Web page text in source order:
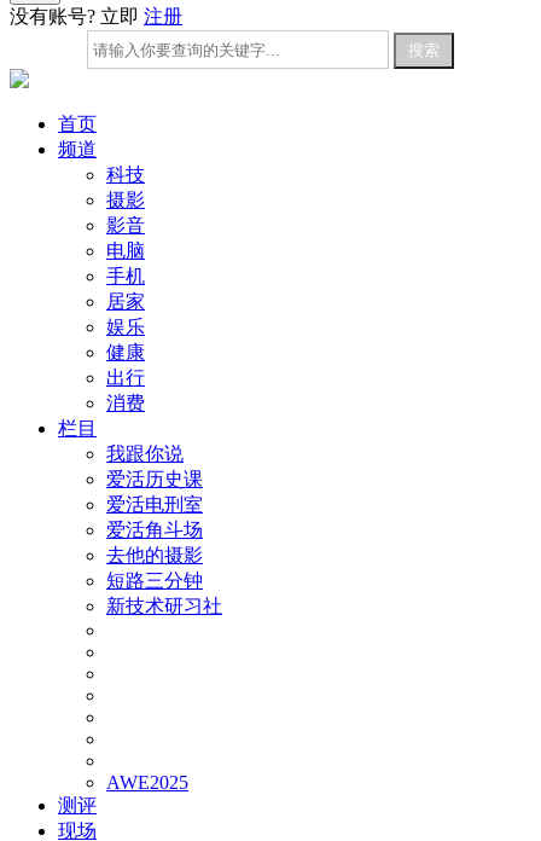
没有账号? 立即 注册
首页
频道
科技
摄影
影音
电脑
手机
居家
娱乐
健康
出行
消费
栏目
我跟你说
爱活历史课
爱活电刑室
爱活角斗场
去他的摄影
短路三分钟
新技术研习社
AWE2025
测评
现场